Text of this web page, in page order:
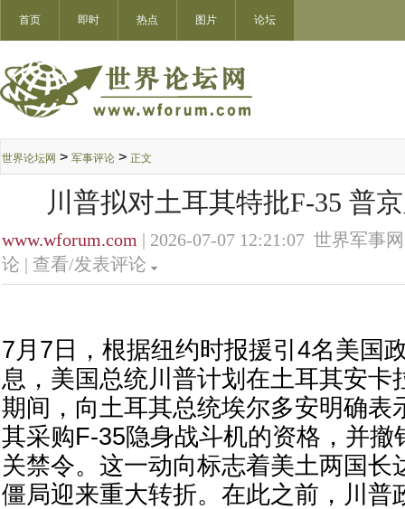
首页 即时 热点 图片 论坛
世界论坛网 > 军事评论 > 正文
川普拟对土耳其特批F-35 普
www.wforum.com | 2026-07-07 12:21:07 世界军事
论 | 查看/发表评论
7月7日，根据纽约时报援引4名美国
息，美国总统川普计划在土耳其安卡
期间，向土耳其总统埃尔多安明确表
其采购F-35隐身战斗机的资格，并撤
关禁令。这一动向标志着美土两国长
僵局迎来重大转折。在此之前，川普